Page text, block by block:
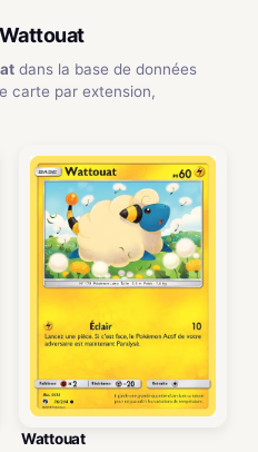
dans la base de données
carte par extension,
Wattouat